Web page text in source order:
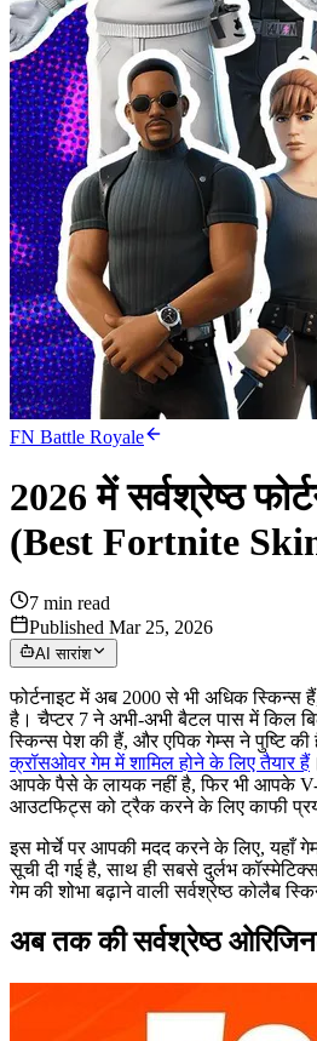
FN Battle Royale
2026 में सर्वश्रेष्ठ
(Best Fortnite
7 min read
Published Mar 25, 2026
AI सारांश
फोर्टनाइट में अब 2000 से भी अधिक स्किन्स
है। चैप्टर 7 ने अभी-अभी बैटल पास में किल
स्किन्स पेश की हैं, और एपिक गेम्स ने पुष्टि की
क्रॉसओवर गेम में शामिल होने के लिए तैयार हैं
आपके पैसे के लायक नहीं है, फिर भी आपके
आउटफिट्स को ट्रैक करने के लिए काफी
इस मोर्चे पर आपकी मदद करने के लिए, यहाँ
सूची दी गई है, साथ ही सबसे दुर्लभ
गेम की शोभा बढ़ाने वाली सर्वश्रेष्ठ कोलैब
अब तक की सर्वश्रेष्ठ